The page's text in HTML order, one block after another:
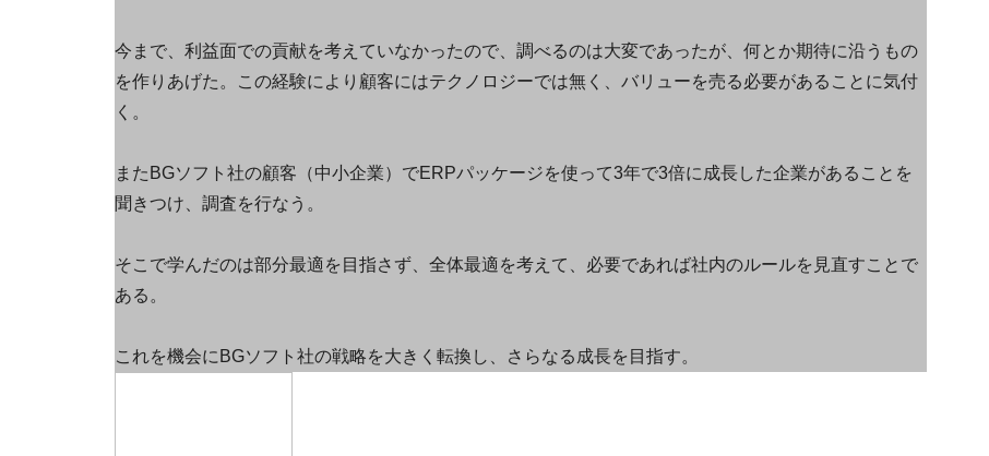
今まで、利益面での貢献を考えていなかったので、調べるのは大変であったが、何とか期待に沿うもの
を作りあげた。この経験により顧客にはテクノロジーでは無く、バリューを売る必要があることに気付
く。
またBGソフト社の顧客（中小企業）でERPパッケージを使って3年で3倍に成長した企業があることを
聞きつけ、調査を行なう。
そこで学んだのは部分最適を目指さず、全体最適を考えて、必要であれば社内のルールを見直すことで
ある。
これを機会にBGソフト社の戦略を大きく転換し、さらなる成長を目指す。